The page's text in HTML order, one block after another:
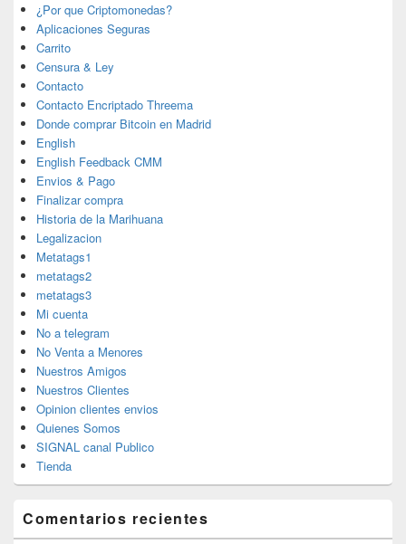
¿Por que Criptomonedas?
Aplicaciones Seguras
Carrito
Censura & Ley
Contacto
Contacto Encriptado Threema
Donde comprar Bitcoin en Madrid
English
English Feedback CMM
Envios & Pago
Finalizar compra
Historia de la Marihuana
Legalizacion
Metatags1
metatags2
metatags3
Mi cuenta
No a telegram
No Venta a Menores
Nuestros Amigos
Nuestros Clientes
Opinion clientes envios
Quienes Somos
SIGNAL canal Publico
Tienda
Comentarios recientes